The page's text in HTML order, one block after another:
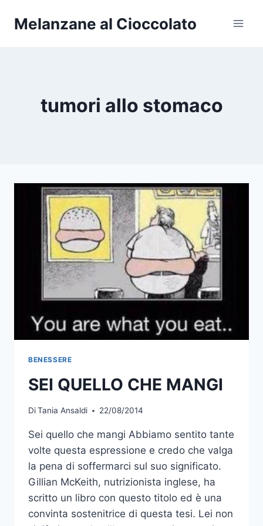
Melanzane al Cioccolato
tumori allo stomaco
BENESSERE
SEI QUELLO CHE MANGI
DiTania Ansaldi 22/08/2014
Sei quello che mangi Abbiamo sentito tante
volte questa espressione e credo che valga
la pena di soffermarci sul suo significato.
Gillian McKeith, nutrizionista inglese, ha
scritto un libro con questo titolo ed è una
convinta sostenitrice di questa tesi. Lei non